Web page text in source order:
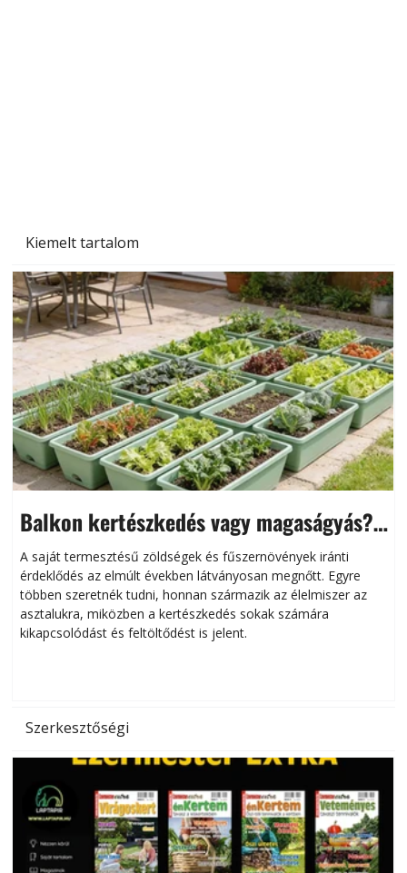
Kiemelt tartalom
Balkon kertészkedés vagy magaságyás?
Helytakarékos kertészkedés
A saját termesztésű zöldségek és fűszernövények iránti
érdeklődés az elmúlt években látványosan megnőtt. Egyre
többen szeretnék tudni, honnan származik az élelmiszer az
asztalukra, miközben a kertészkedés sokak számára
kikapcsolódást és feltöltődést is jelent.
Szerkesztőségi